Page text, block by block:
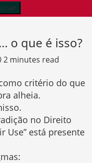
o que é isso?
2 minutes read
critério do que
alheia.
no Direito
Use” está presente